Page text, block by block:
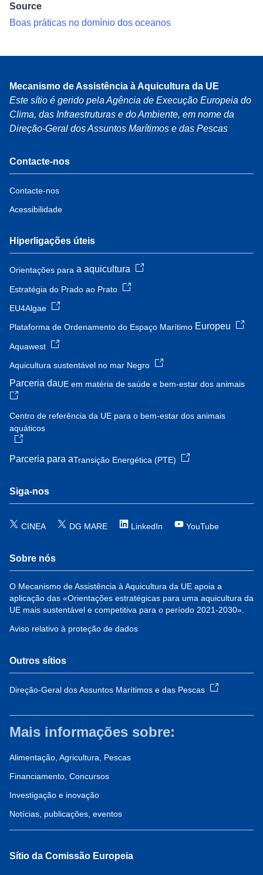
Source
Boas práticas no domínio dos oceanos
Mecanismo de Assistência à Aquicultura da UE
Este sítio é gerido pela Agência de Execução Europeia do
Clima, das Infraestruturas e do Ambiente, em nome da
Direção-Geral dos Assuntos Marítimos e das Pescas
Contacte-nos
Contacte-nos
Acessibilidade
Hiperligações úteis
Orientações para a aquicultura
Estratégia do Prado ao Prato
EU4Algae
Plataforma de Ordenamento do Espaço Marítimo Europeu
Aquawest
Aquicultura sustentável no mar Negro
Parceria daUE em matéria de saúde e bem-estar dos animais
Centro de referência da UE para o bem-estar dos animais
aquáticos
Parceria para aTransição Energética (PTE)
Siga-nos
CINEA DG MARE LinkedIn YouTube
Sobre nós
O Mecanismo de Assistência à Aquicultura da UE apoia a
aplicação das «Orientações estratégicas para uma aquicultura da
UE mais sustentável e competitiva para o período 2021-2030».
Aviso relativo à proteção de dados
Outros sítios
Direção-Geral dos Assuntos Marítimos e das Pescas
Mais informações sobre:
Alimentação, Agricultura, Pescas
Financiamento, Concursos
Investigação e inovação
Notícias, publicações, eventos
Sítio da Comissão Europeia